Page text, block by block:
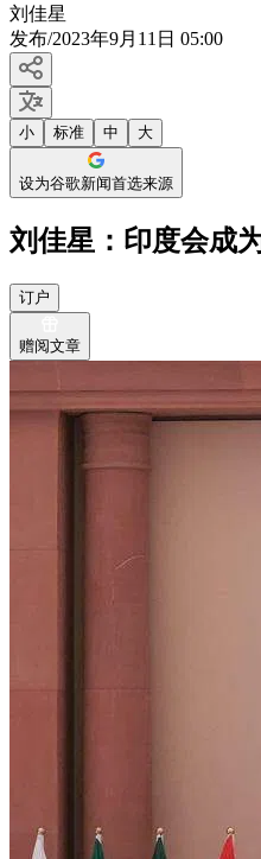
刘佳星
发布/2023年9月11日 05:00
小 标准 中 大
设为谷歌新闻首选来源
刘佳星：印度会成
订户
赠阅文章